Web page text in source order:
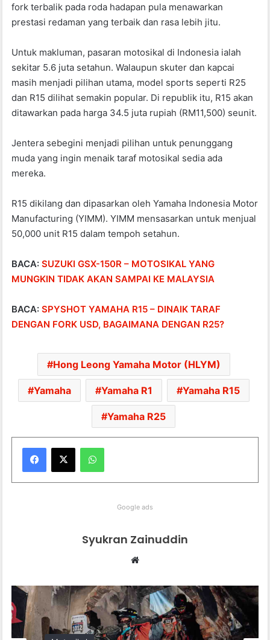
fork terbalik pada roda hadapan pula menawarkan
prestasi redaman yang terbaik dan rasa lebih jitu.
Untuk makluman, pasaran motosikal di Indonesia ialah
sekitar 5.6 juta setahun. Walaupun skuter dan kapcai
masih menjadi pilihan utama, model sports seperti R25
dan R15 dilihat semakin popular. Di republik itu, R15 akan
ditawarkan pada harga 34.5 juta rupiah (RM11,500) seunit.
Jentera sebegini menjadi pilihan untuk penunggang
muda yang ingin menaik taraf motosikal sedia ada
mereka.
R15 dikilang dan dipasarkan oleh Yamaha Indonesia Motor
Manufacturing (YIMM). YIMM mensasarkan untuk menjual
50,000 unit R15 dalam tempoh setahun.
BACA:SUZUKI GSX-150R – MOTOSIKAL YANG
MUNGKIN TIDAK AKAN SAMPAI KE MALAYSIA
BACA:SPYSHOT YAMAHA R15 – DINAIK TARAF
DENGAN FORK USD, BAGAIMANA DENGAN R25?
Hong Leong Yamaha Motor (HLYM)
Yamaha Yamaha R1 Yamaha R15
Yamaha R25
Google ads
Syukran Zainuddin
te